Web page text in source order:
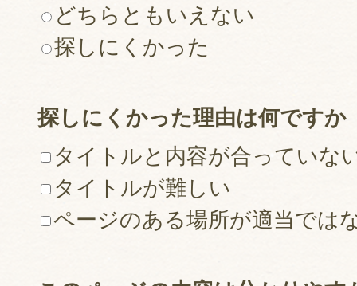
どちらともいえない
探しにくかった
探しにくかった理由は何ですか
タイトルと内容が合っていな
タイトルが難しい
ページのある場所が適当では